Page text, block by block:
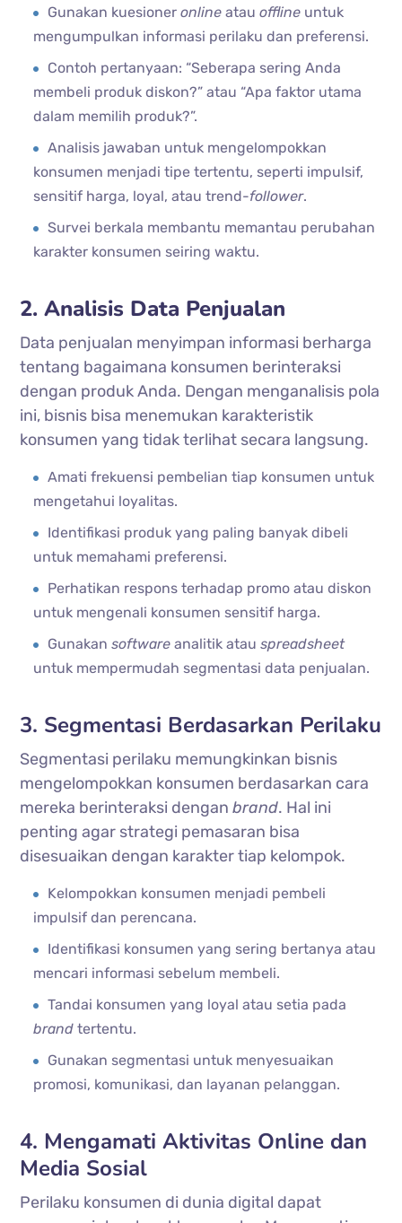
Gunakan kuesioneronline atauoffline untuk
mengumpulkan informasi perilaku dan preferensi.
Contoh pertanyaan: “Seberapa sering Anda
membeli produk diskon?” atau “Apa faktor utama
dalam memilih produk?”.
Analisis jawaban untuk mengelompokkan
konsumen menjadi tipe tertentu, seperti impulsif,
sensitif harga, loyal, atau trend-follower.
Survei berkala membantu memantau perubahan
karakter konsumen seiring waktu.
2. Analisis Data Penjualan
Data penjualan menyimpan informasi berharga
tentang bagaimana konsumen berinteraksi
dengan produk Anda. Dengan menganalisis pola
ini, bisnis bisa menemukan karakteristik
konsumen yang tidak terlihat secara langsung.
Amati frekuensi pembelian tiap konsumen untuk
mengetahui loyalitas.
Identifikasi produk yang paling banyak dibeli
untuk memahami preferensi.
Perhatikan respons terhadap promo atau diskon
untuk mengenali konsumen sensitif harga.
Gunakansoftware analitik atauspreadsheet
untuk mempermudah segmentasi data penjualan.
3. Segmentasi Berdasarkan Perilaku
Segmentasi perilaku memungkinkan bisnis
mengelompokkan konsumen berdasarkan cara
mereka berinteraksi denganbrand. Hal ini
penting agar strategi pemasaran bisa
disesuaikan dengan karakter tiap kelompok.
Kelompokkan konsumen menjadi pembeli
impulsif dan perencana.
Identifikasi konsumen yang sering bertanya atau
mencari informasi sebelum membeli.
Tandai konsumen yang loyal atau setia pada
brand tertentu.
Gunakan segmentasi untuk menyesuaikan
promosi, komunikasi, dan layanan pelanggan.
4. Mengamati Aktivitas Online dan
Media Sosial
Perilaku konsumen di dunia digital dapat